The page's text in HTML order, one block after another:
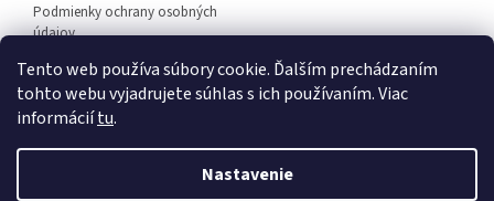
Tento web používa súbory cookie. Ďalším prechádzaním
tohto webu vyjadrujete súhlas s ich používaním. Viac
informáciítu.
Nastavenie
Podmienky ochrany osobných
údajov
Predajňa svietidiel Dunajská
Streda
Napíšte nám